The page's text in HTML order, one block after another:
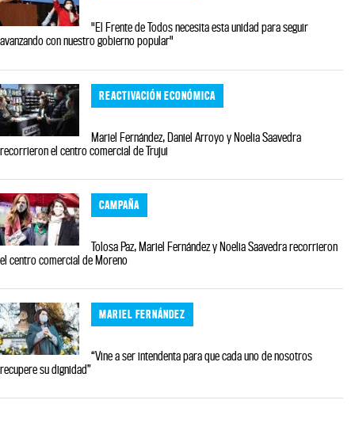
"El Frente de Todos necesita esta unidad para seguir
avanzando con nuestro gobierno popular"
REACTIVACIÓN ECONÓMICA
Mariel Fernández, Daniel Arroyo y Noelia Saavedra
recorrieron el centro comercial de Trujui
CAMPAÑA
Tolosa Paz, Mariel Fernández y Noelia Saavedra recorrieron
el centro comercial de Moreno
MARIEL FERNÁNDEZ
“Vine a ser intendenta para que cada uno de nosotros
recupere su dignidad”